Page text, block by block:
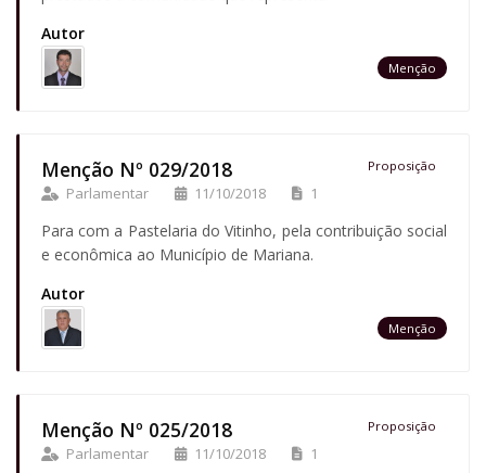
Autor
Menção
Menção Nº 029/2018 Proposição
Parlamentar 11/10/2018 1
Para com a Pastelaria do Vitinho, pela contribuição social
e econômica ao Município de Mariana.
Autor
Menção
Menção Nº 025/2018 Proposição
Parlamentar 11/10/2018 1